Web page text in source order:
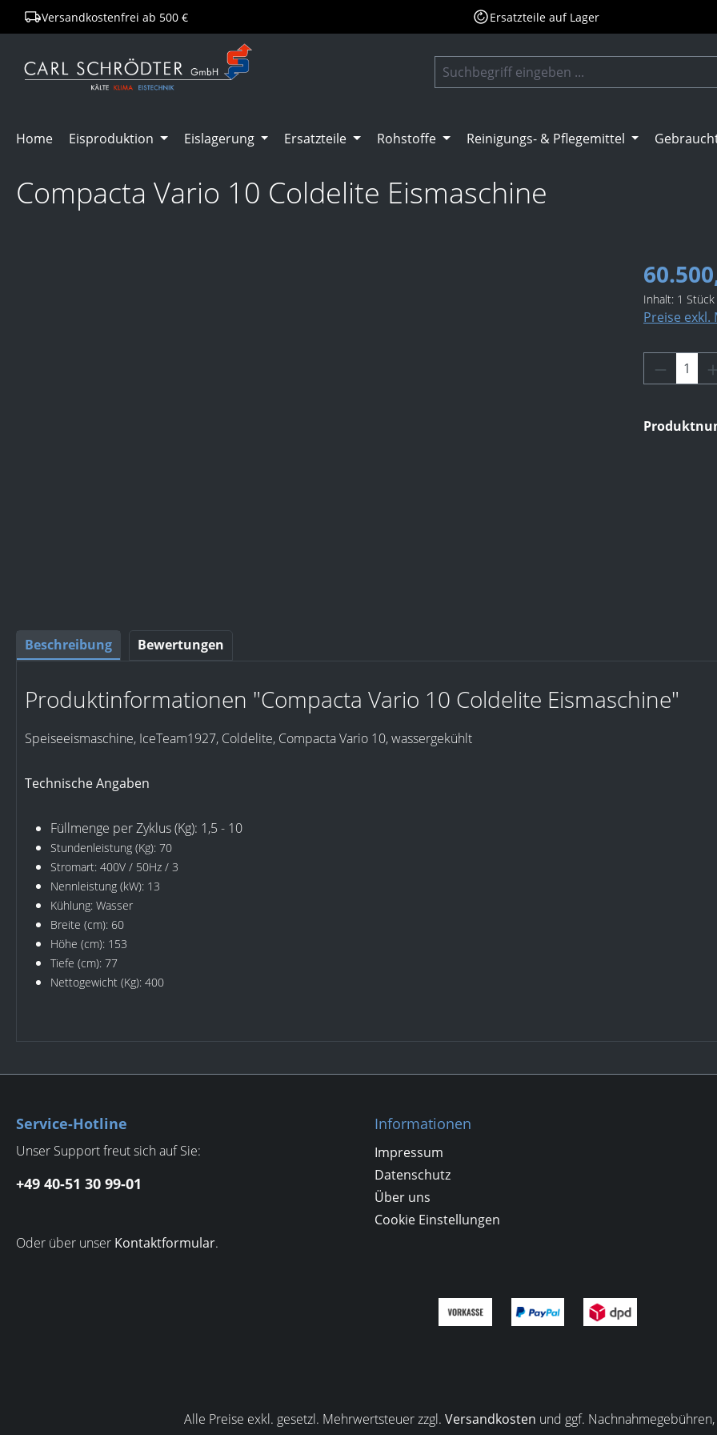
Zur Hauptnavigation springen
Versandkostenfrei ab 500 € Ersatzteile auf Lager
Home Eisproduktion Eislagerung Ersatzteile Rohstoffe Reinigungs- & Pflegemittel
Compacta Vario 10 Coldelite Eismaschine
Inhalt: 1 Stück
Preise exkl.
Beschreibung Bewertungen
Produktinformationen "Compacta Vario 10 Coldelite Eismaschine"
Speiseeismaschine, IceTeam1927, Coldelite, Compacta Vario 10, wassergekühlt
Technische Angaben
Füllmenge per Zyklus (Kg): 1,5 - 10
Stundenleistung (Kg): 70
Stromart: 400V / 50Hz / 3
Nennleistung (kW): 13
Kühlung: Wasser
Breite (cm): 60
Höhe (cm): 153
Tiefe (cm): 77
Nettogewicht (Kg): 400
Service-Hotline
Unser Support freut sich auf Sie:
+49 40-51 30 99-01
Oder über unser Kontaktformular.
Informationen
Impressum
Datenschutz
Über uns
Cookie Einstellungen
Alle Preise exkl. gesetzl. Mehrwertsteuer zzgl. Versandkosten und ggf.